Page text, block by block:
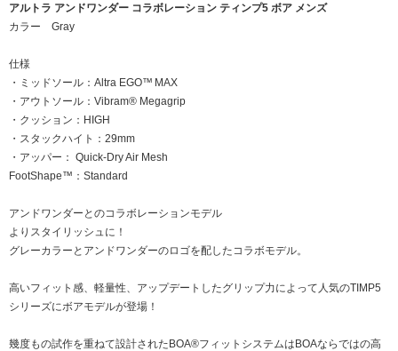
アルトラ アンドワンダー コラボレーション ティンプ5 ボア メンズ
カラー Gray
仕様
・ミッドソール：Altra EGO™ MAX
・アウトソール：Vibram® Megagrip
・クッション：HIGH
・スタックハイト：29mm
・アッパー： Quick-Dry Air Mesh
FootShape™：Standard
アンドワンダーとのコラボレーションモデル
よりスタイリッシュに！
グレーカラーとアンドワンダーのロゴを配したコラボモデル。
高いフィット感、軽量性、アップデートしたグリップ力によって人気のTIMP5
シリーズにボアモデルが登場！
幾度もの試作を重ねて設計されたBOA®フィットシステムはBOAならではの高